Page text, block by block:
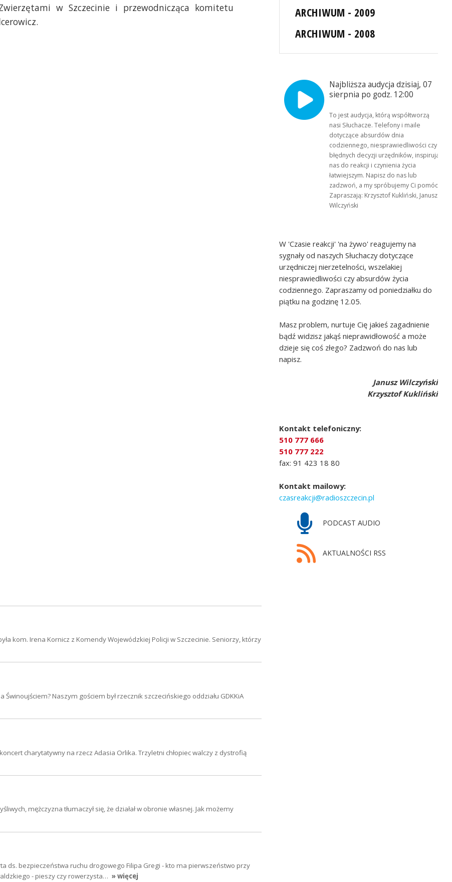
w Szczecinie i przewodnicząca komitetu
ARCHIWUM - 2009
ARCHIWUM - 2008
Najbliższa audycja dzisiaj, 07
sierpnia po godz. 12:00
To jest audycja, którą współtworzą
nasi Słuchacze. Telefony i maile
dotyczące absurdów dnia
codziennego, niesprawiedliwości czy
błędnych decyzji urzędników, inspirują
nas do reakcji i czynienia życia
łatwiejszym. Napisz do nas lub
zadzwoń, a my spróbujemy Ci pomóc.
Zapraszają: Krzysztof Kukliński, Janusz
Wilczyński
W 'Czasie reakcji' 'na żywo' reagujemy na
sygnały od naszych Słuchaczy dotyczące
urzędniczej nierzetelności, wszelakiej
niesprawiedliwości czy absurdów życia
codziennego. Zapraszamy od poniedziałku do
piątku na godzinę 12.05.
Masz problem, nurtuje Cię jakieś zagadnienie
bądź widzisz jakąś nieprawidłowość a może
dzieje się coś złego? Zadzwoń do nas lub
napisz.
Janusz Wilczyński
Krzysztof Kukliński
Kontakt telefoniczny:
510 777 666
510 777 222
fax: 91 423 18 80
Kontakt mailowy:
czasreakcji@radioszczecin.pl
PODCAST AUDIO
AKTUALNOŚCI RSS
kom. Irena Kornicz z Komendy Wojewódzkiej Policji w Szczecinie. Seniorzy, którzy
Naszym gościem był rzecznik szczecińskiego oddziału GDKKiA
charytatywny na rzecz Adasia Orlika. Trzyletni chłopiec walczy z dystrofią
mężczyzna tłumaczył się, że działał w obronie własnej. Jak możemy
ds. bezpieczeństwa ruchu drogowego Filipa Gregi - kto ma pierwszeństwo przy
- pieszy czy rowerzysta… » więcej